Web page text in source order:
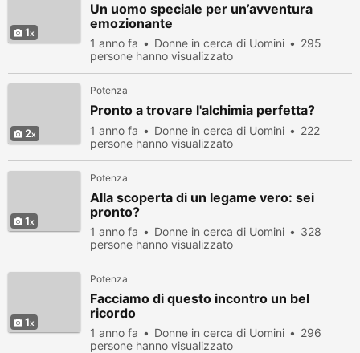
1
Un uomo speciale per un’avventura
emozionante
1 anno fa Donne in cerca di Uomini
295
persone hanno visualizzato
2
Potenza
Pronto a trovare l'alchimia perfetta?
1 anno fa Donne in cerca di Uomini
222
persone hanno visualizzato
1
Potenza
Alla scoperta di un legame vero: sei
pronto?
1 anno fa Donne in cerca di Uomini
328
persone hanno visualizzato
1
Potenza
Facciamo di questo incontro un bel
ricordo
1 anno fa Donne in cerca di Uomini
296
persone hanno visualizzato